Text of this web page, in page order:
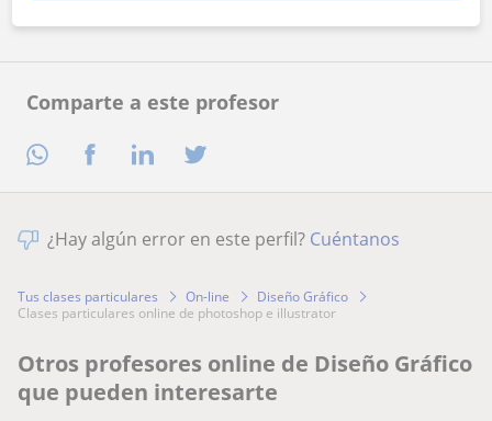
Comparte a este profesor
¿Hay algún error en este perfil? Cuéntanos
Tus clases particulares On-line
Diseño Gráfico
clases particulares online de photoshop e illustrator
Otros profesores online de Diseño Gráfico
que pueden interesarte